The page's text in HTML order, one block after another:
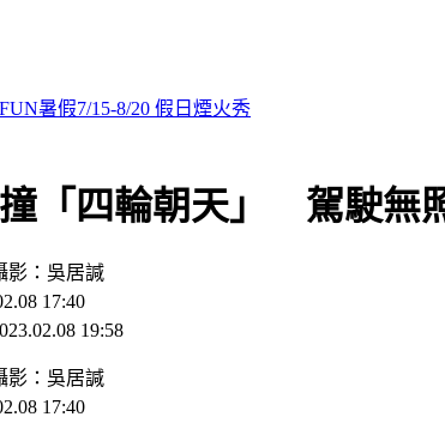
暑假7/15-8/20 假日煙火秀
「四輪朝天」 駕駛無
影：吳居諴
17:40
19:58
影 ： 吳居諴
17:40